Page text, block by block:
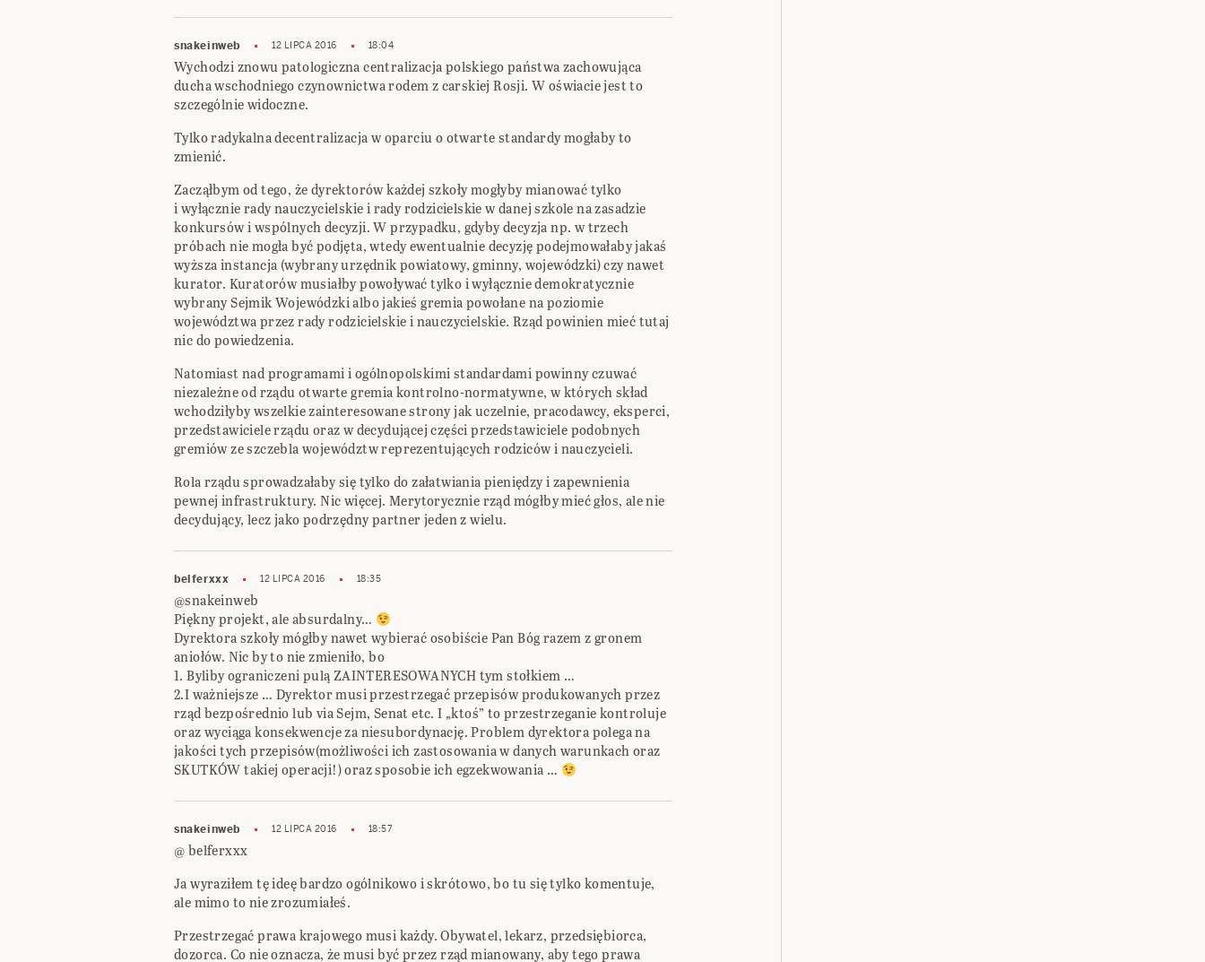
snakeinweb 12 LIPCA 2016 18:04
Wychodzi znowu patologiczna centralizacja polskiego państwa zachowująca
ducha wschodniego czynownictwa rodem z carskiej Rosji. W oświacie jest to
szczególnie widoczne.
Tylko radykalna decentralizacja w oparciu o otwarte standardy mogłaby to
zmienić.
Zacząłbym od tego, że dyrektorów każdej szkoły mogłyby mianować tylko
i wyłącznie rady nauczycielskie i rady rodzicielskie w danej szkole na zasadzie
konkursów i wspólnych decyzji. W przypadku, gdyby decyzja np. w trzech
próbach nie mogła być podjęta, wtedy ewentualnie decyzję podejmowałaby jakaś
wyższa instancja (wybrany urzędnik powiatowy, gminny, wojewódzki) czy nawet
kurator. Kuratorów musiałby powoływać tylko i wyłącznie demokratycznie
wybrany Sejmik Wojewódzki albo jakieś gremia powołane na poziomie
województwa przez rady rodzicielskie i nauczycielskie. Rząd powinien mieć tutaj
nic do powiedzenia.
Natomiast nad programami i ogólnopolskimi standardami powinny czuwać
niezależne od rządu otwarte gremia kontrolno-normatywne, w których skład
wchodziłyby wszelkie zainteresowane strony jak uczelnie, pracodawcy, eksperci,
przedstawiciele rządu oraz w decydującej części przedstawiciele podobnych
gremiów ze szczebla województw reprezentujących rodziców i nauczycieli.
Rola rządu sprowadzałaby się tylko do załatwiania pieniędzy i zapewnienia
pewnej infrastruktury. Nic więcej. Merytorycznie rząd mógłby mieć głos, ale nie
decydujący, lecz jako podrzędny partner jeden z wielu.
belferxxx 12 LIPCA 2016 18:35
@snakeinweb
Piękny projekt, ale absurdalny…
Dyrektora szkoły mógłby nawet wybierać osobiście Pan Bóg razem z gronem
aniołów. Nic by to nie zmieniło, bo
1. Byliby ograniczeni pulą ZAINTERESOWANYCH tym stołkiem …
2.I ważniejsze … Dyrektor musi przestrzegać przepisów produkowanych przez
rząd bezpośrednio lub via Sejm, Senat etc. I „ktoś” to przestrzeganie kontroluje
oraz wyciąga konsekwencje za niesubordynację. Problem dyrektora polega na
jakości tych przepisów(możliwości ich zastosowania w danych warunkach oraz
SKUTKÓW takiej operacji!) oraz sposobie ich egzekwowania …
snakeinweb 12 LIPCA 2016 18:57
@ belferxxx
Ja wyraziłem tę ideę bardzo ogólnikowo i skrótowo, bo tu się tylko komentuje,
ale mimo to nie zrozumiałeś.
Przestrzegać prawa krajowego musi każdy. Obywatel, lekarz, przedsiębiorca,
dozorca. Co nie oznacza, że musi być przez rząd mianowany, aby tego prawa